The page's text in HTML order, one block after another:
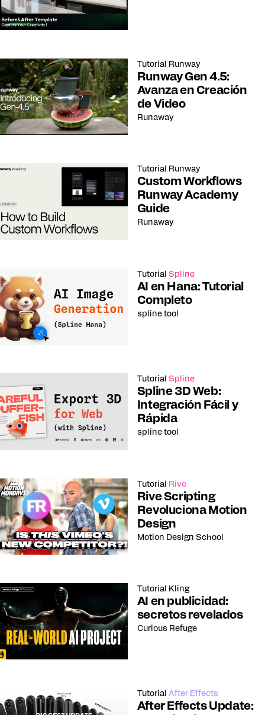
Tutorial Runway
Runway Gen 4.5:
Avanza en Creación
de Video
Runaway
Tutorial Runway
Custom Workflows
Runway Academy
Guide
Runaway
Tutorial Spline
AI en Hana: Tutorial
Completo
spline tool
Tutorial Spline
Spline 3D Web:
Integración Fácil y
Rápida
spline tool
Tutorial Rive
Rive Scripting
Revoluciona Motion
Design
Motion Design School
Tutorial Kling
AI en publicidad:
secretos revelados
Curious Refuge
Tutorial After Effects
After Effects Update: